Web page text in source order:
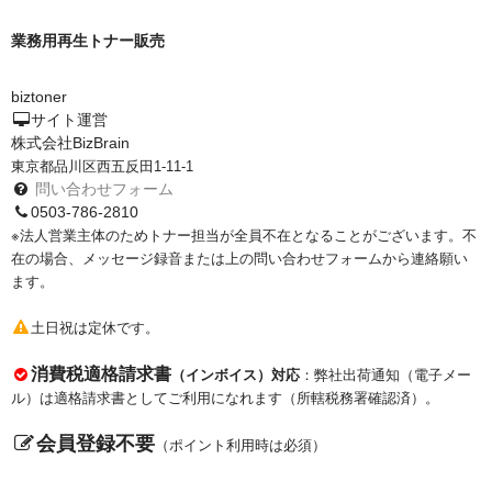
業務用再生トナー販売
biztoner
サイト運営
株式会社BizBrain
東京都品川区西五反田1-11-1
問い合わせフォーム
0503-786-2810
※法人営業主体のためトナー担当が全員不在となることがございます。不
在の場合、メッセージ録音または上の問い合わせフォームから連絡願い
ます。
土日祝は定休です。
消費税適格請求書 （インボイス）対応 ：弊社出荷通知（電子メー
ル）は適格請求書としてご利用になれます（所轄税務署確認済）。
会員登録不要 （ポイント利用時は必須）